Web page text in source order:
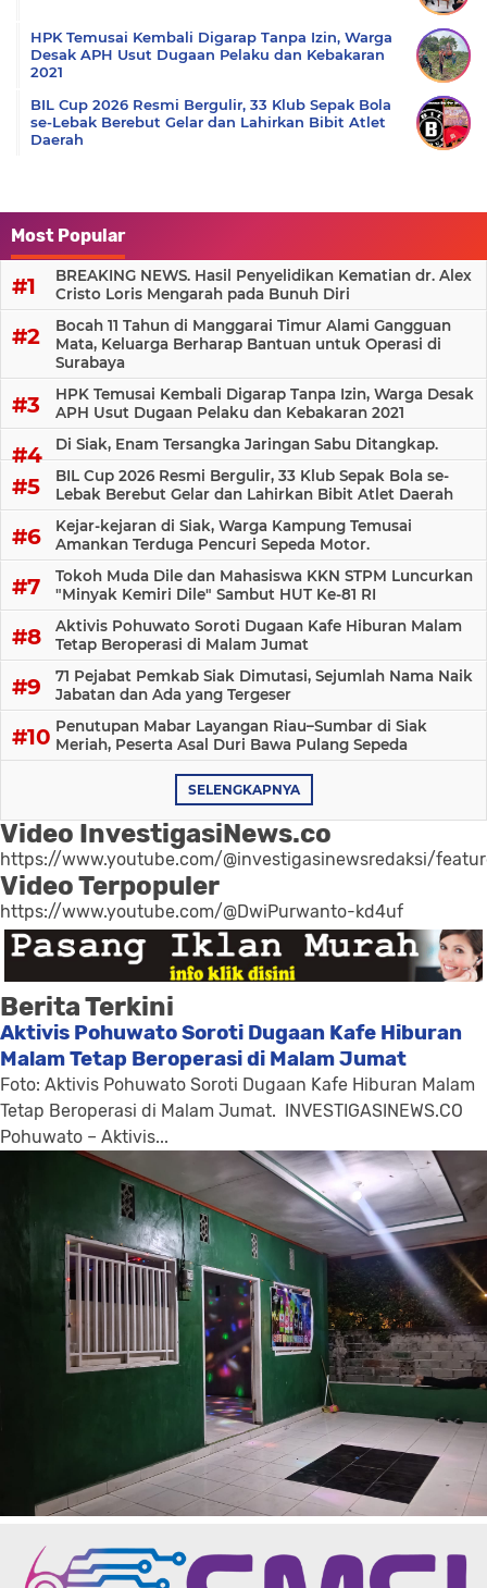
HPK Temusai Kembali Digarap Tanpa Izin, Warga
Desak APH Usut Dugaan Pelaku dan Kebakaran
2021
BIL Cup 2026 Resmi Bergulir, 33 Klub Sepak Bola
se-Lebak Berebut Gelar dan Lahirkan Bibit Atlet
Daerah
Most Popular
BREAKING NEWS. Hasil Penyelidikan Kematian dr. Alex
Cristo Loris Mengarah pada Bunuh Diri
Bocah 11 Tahun di Manggarai Timur Alami Gangguan
Mata, Keluarga Berharap Bantuan untuk Operasi di
Surabaya
HPK Temusai Kembali Digarap Tanpa Izin, Warga Desak
APH Usut Dugaan Pelaku dan Kebakaran 2021
Di Siak, Enam Tersangka Jaringan Sabu Ditangkap.
BIL Cup 2026 Resmi Bergulir, 33 Klub Sepak Bola se-
Lebak Berebut Gelar dan Lahirkan Bibit Atlet Daerah
Kejar-kejaran di Siak, Warga Kampung Temusai
Amankan Terduga Pencuri Sepeda Motor.
Tokoh Muda Dile dan Mahasiswa KKN STPM Luncurkan
"Minyak Kemiri Dile" Sambut HUT Ke-81 RI
Aktivis Pohuwato Soroti Dugaan Kafe Hiburan Malam
Tetap Beroperasi di Malam Jumat
71 Pejabat Pemkab Siak Dimutasi, Sejumlah Nama Naik
Jabatan dan Ada yang Tergeser
Penutupan Mabar Layangan Riau–Sumbar di Siak
Meriah, Peserta Asal Duri Bawa Pulang Sepeda
SELENGKAPNYA
Video InvestigasiNews.co
https://www.youtube.com/@investigasinewsredaksi/
Video Terpopuler
https://www.youtube.com/@DwiPurwanto-kd4uf
Berita Terkini
Aktivis Pohuwato Soroti Dugaan Kafe Hiburan
Malam Tetap Beroperasi di Malam Jumat
Foto: Aktivis Pohuwato Soroti Dugaan Kafe Hiburan Malam
Tetap Beroperasi di Malam Jumat. INVESTIGASINEWS.CO
Pohuwato – Aktivis...